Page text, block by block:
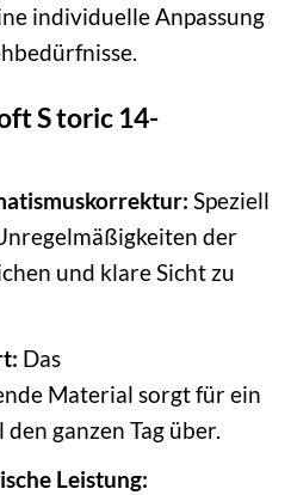
individuelle Anpassung
S toric 14-
Speziell
der
und klare Sicht zu
Das
Material sorgt für ein
ganzen Tag über.
Leistung: